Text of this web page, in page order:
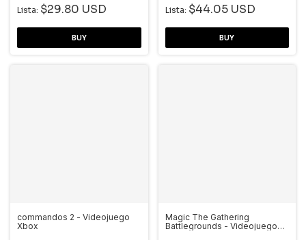
Lista: $29.80 USD
Lista: $44.05 USD
commandos 2 - Videojuego
Xbox
Magic The Gathering
Battlegrounds - Videojuego